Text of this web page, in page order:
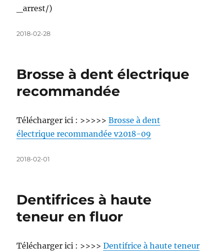
_arrest/)
Posted
2018-02-28
Brosse à dent électrique
recommandée
Télécharger ici : >>>>>Brosse à dent
électrique recommandée v2018-09
Posted
2018-02-01
Dentifrices à haute
teneur en fluor
Télécharger ici : >>>>Dentifrice à haute teneur